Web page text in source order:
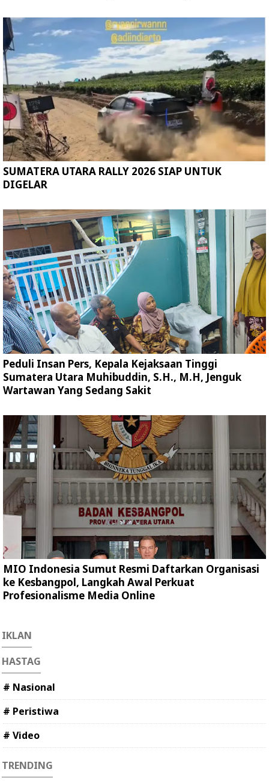
SUMATERA UTARA RALLY 2026 SIAP UNTUK
DIGELAR
Peduli Insan Pers, Kepala Kejaksaan Tinggi
Sumatera Utara Muhibuddin, S.H., M.H, Jenguk
Wartawan Yang Sedang Sakit
MIO Indonesia Sumut Resmi Daftarkan Organisasi
ke Kesbangpol, Langkah Awal Perkuat
Profesionalisme Media Online
IKLAN
HASTAG
# Nasional
# Peristiwa
# Video
TRENDING